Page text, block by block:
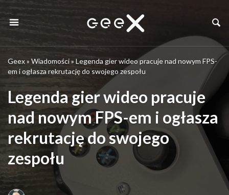
Geex» Wiadomości» Legenda gier wideo pracuje nad nowym FPS-
em i ogłasza rekrutację do swojego zespołu
Legenda gier wideo pracuje
nad nowym FPS-em i ogłasza
rekrutację do swojego
zespołu